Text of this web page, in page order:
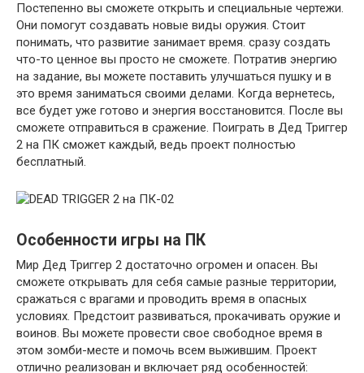
Постепенно вы сможете открыть и специальные чертежи.
Они помогут создавать новые виды оружия. Стоит
понимать, что развитие занимает время. сразу создать
что-то ценное вы просто не сможете. Потратив энергию
на задание, вы можете поставить улучшаться пушку и в
это время заниматься своими делами. Когда вернетесь,
все будет уже готово и энергия восстановится. После вы
сможете отправиться в сражение. Поиграть в Дед Триггер
2 на ПК сможет каждый, ведь проект полностью
бесплатный.
Особенности игры на ПК
Мир Дед Триггер 2 достаточно огромен и опасен. Вы
сможете открывать для себя самые разные территории,
сражаться с врагами и проводить время в опасных
условиях. Предстоит развиваться, прокачивать оружие и
воинов. Вы можете провести свое свободное время в
этом зомби-месте и помочь всем выжившим. Проект
отлично реализован и включает ряд особенностей: